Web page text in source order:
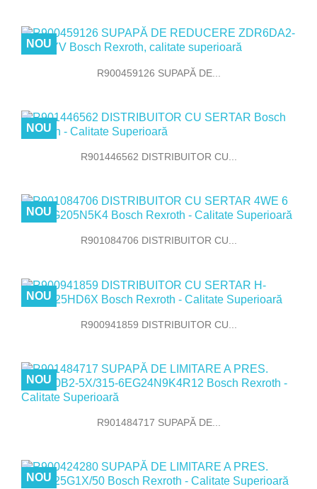
R900459126 SUPAPĂ DE...
NOU
R901446562 DISTRIBUITOR CU...
NOU
R901084706 DISTRIBUITOR CU...
NOU
R900941859 DISTRIBUITOR CU...
NOU
R901484717 SUPAPĂ DE...
NOU
NOU